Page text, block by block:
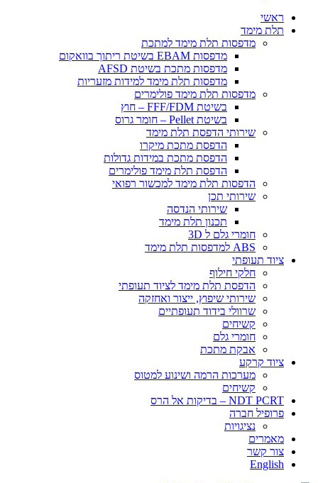
ראשי
תלת מימד
​מדפסות תלת מימד למתכת
מדפסות EBAM בשיטת ריתוך בוואקום
מדפסות מתכת בשיטת AFSD
​מדפסות תלת מימד למידות מזעריות
​מדפסות תלת מימד פולימרים
בשיטת FFF/FDM – חוץ
בשיטת Pellet – חומר גרוס
שירותי הדפסת תלת מימד
הדפסת מתכת מיקרו
הדפסת מתכת במידות גדולות
הדפסת תלת מימד פולימרים
הדפסות תלת מימד למכשור רפואי
שירותי תכן
שירותי הנדסה
תכנון תלת מימד
חומרי גלם ל 3D
ABS למדפסות תלת מימד
ציוד תעופתי
חלקי חילוף
הדפסת תלת מימד לציוד תעופתי
שירותי שיפוץ, ייצור ואחזקה
שרוולי בידוד תעופתיים
קשיחים
חומרי גלם
אבקת מתכת
ציוד קרקע
מערכות הרמה ושינוע למטוס
קשיחים
NDT PCRT – בדיקות אל הרס
פרופיל חברה
​​​נציגויות
מאמרים
צור קשר
English